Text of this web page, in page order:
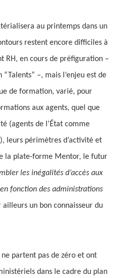
au printemps dans un
restent encore difficiles à
en cours de préfiguration –
–, mais l’enjeu est de
de formation, varié, pour
aux agents, quel que
(agents de l’État comme
leurs périmètres d’activité et
la plate-forme Mentor, le futur
les inégalités d’accès aux
fonction des administrations
ailleurs un bon connaisseur du
partent pas de zéro et ont
dans le cadre du plan